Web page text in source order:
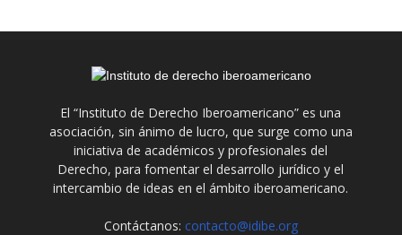
El “Instituto de Derecho Iberoamericano” es una
asociación, sin ánimo de lucro, que surge como una
iniciativa de académicos y profesionales del
Derecho, para fomentar el desarrollo jurídico y el
intercambio de ideas en el ámbito iberoamericano.
Contáctanos: contacto@idibe.org